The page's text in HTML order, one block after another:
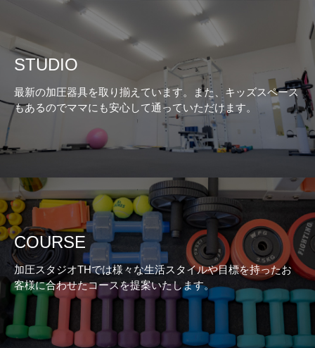
STUDIO
最新の加圧器具を取り揃えています。また、キッズスペース
もあるのでママにも安心して通っていただけます。
COURSE
加圧スタジオTHでは様々な生活スタイルや目標を持ったお
客様に合わせたコースを提案いたします。